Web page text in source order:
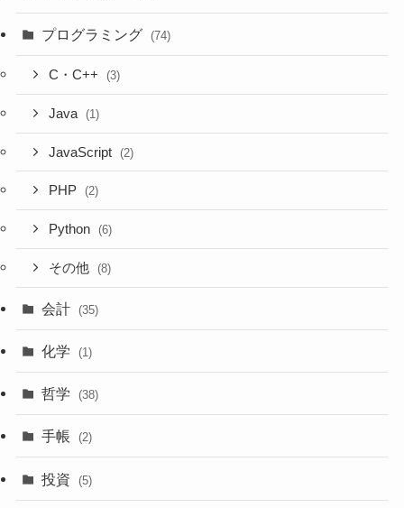
プログラミング (74)
C・C++ (3)
Java (1)
JavaScript (2)
PHP (2)
Python (6)
その他 (8)
会計 (35)
化学 (1)
哲学 (38)
手帳 (2)
投資 (5)